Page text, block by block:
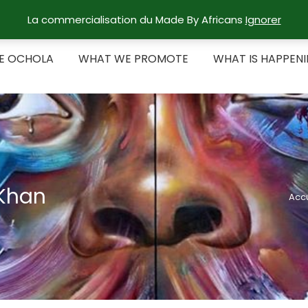
OCHOLA WHAT WE PROMOTE WHAT IS
La commercialisation du Made By Africans Ignorer
OCHOLA WHAT WE PROMOTE WHAT IS